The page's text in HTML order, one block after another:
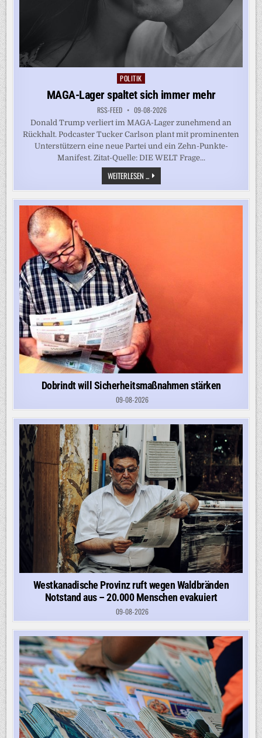
Posted
in
POLITIK
MAGA-Lager spaltet sich immer mehr
RSS-FEED 09-08-2026
Donald Trump verliert im MAGA-Lager zunehmend an
Rückhalt. Podcaster Tucker Carlson plant mit prominenten
Unterstützern eine neue Partei und ein Zehn-Punkte-
Manifest. Zitat-Quelle: DIE WELT Frage...
WEITERLESEN ...MAGA-
LAGER
SPALTET
SICH
IMMER
Dobrindt will Sicherheitsmaßnahmen stärken
09-08-2026
Westkanadische Provinz ruft wegen Waldbränden
Notstand aus – 20.000 Menschen evakuiert
09-08-2026